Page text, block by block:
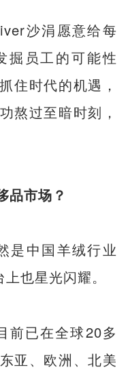
沙涓愿意给每
掘员工的可能性
时代的机遇，
熬过至暗时刻，
品市场？
是中国羊绒行业
也星光闪耀。
前已在全球20多
亚、欧洲、北美